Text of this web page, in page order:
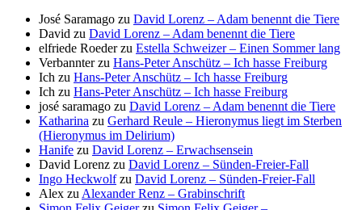
José Saramago zu David Lorenz – Adam benennt die Tiere
David zu David Lorenz – Adam benennt die Tiere
elfriede Roederzu Estella Schweizer – Einen Sommer lang
Verbannterzu Hans-Peter Anschütz – Ich hasse Freiburg
Ich zu Hans-Peter Anschütz – Ich hasse Freiburg
Ich zu Hans-Peter Anschütz – Ich hasse Freiburg
josé saramago zu David Lorenz – Adam benennt die Tiere
Katharina zu Gerhard Reule – Hieronymus liegt im Sterben
(Hieronymus im Delirium)
Hanife zu David Lorenz – Erwachsensein
David Lorenz zu David Lorenz – Sünden-Freier-Fall
Ingo Heckwolfzu David Lorenz – Sünden-Freier-Fall
Alex zu Alexander Renz – Grabinschrift